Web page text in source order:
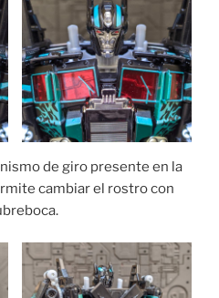
de giro presente en la
cambiar el rostro con